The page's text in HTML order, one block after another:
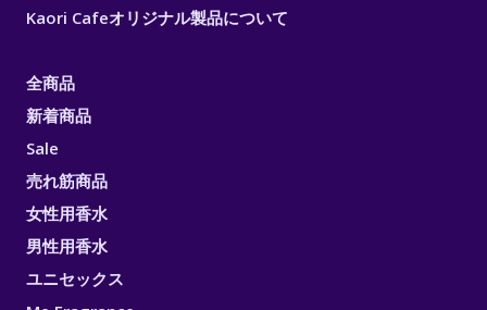
Kaori Cafeオリジナル製品について
全商品
新着商品
Sale
売れ筋商品
女性用香水
男性用香水
ユニセックス